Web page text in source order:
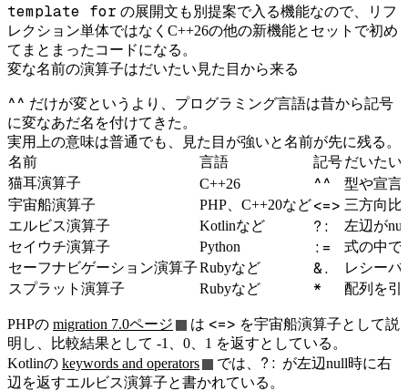
template for の展開文も別提案で入る機能なので、リフ
レクション単体ではなくC++26の他の新機能とセットで初め
てまとまったコードになる。
変な名前の演算子はだいたい見た目から来る
^^ だけが変というより、プログラミング言語は昔から記号
に変なあだ名を付けてきた。
実用上の意味は普通でも、見た目が強いと名前が先に残る。
名前
言語 記号だいたい
猫耳演算子
C++26 ^^
型や宣
宇宙船演算子
PHP、C++20など<=> 三方向比
エルビス演算子
Kotlinなど ?:
左辺が
セイウチ演算子
Python :=
式の中で
セーフナビゲーション演算子Rubyなど &.
レシーバ
スプラット演算子
Rubyなど * 配列を引
PHPの migration 7.0ページ は <=> を宇宙船演算子として説
明し、比較結果として -1、0、1 を返すとしている。
Kotlinの keywords and operators では、 ?: が左辺null時に右
辺を返すエルビス演算子と書かれている。